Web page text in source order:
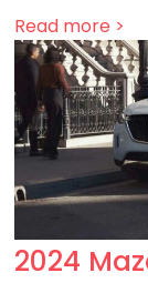
Read more >
2024